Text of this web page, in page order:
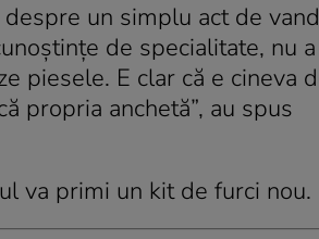
un simplu act de
de specialitate, nu
piesele. E clar că e cineva
propria anchetă”, au spus
va primi un kit de furci nou.